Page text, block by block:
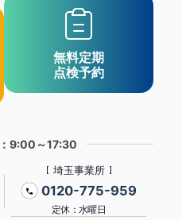
無料定期
点検予約
埼玉事業所
0120-775-959
定休：水曜日
9:00～17:30